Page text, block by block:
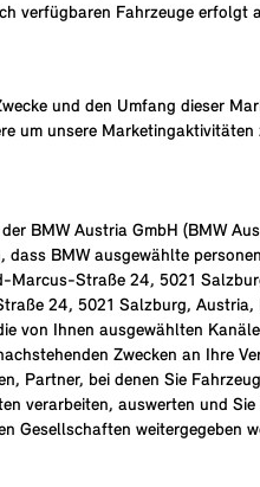
verfügbaren Fahrzeuge erfolgt
und den Umfang dieser
um unsere Marketingaktivitäten
BMW Austria GmbH (BMW
BMW ausgewählte
Marcus-Straße 24, 5021
24, 5021 Salzburg, Austria,
von Ihnen ausgewählten
Zwecken an Ihre
Partner, bei denen Sie
verarbeiten, auswerten und Sie
Gesellschaften weitergegeben